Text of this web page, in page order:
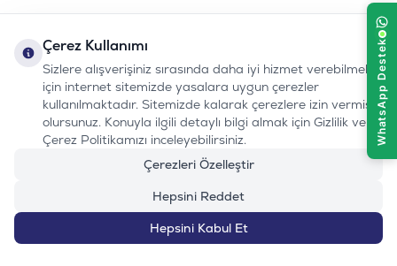
KURUMSAL
bizi takip edin:
Instagram
Youtube
TiktokFacebook
Linkedin
www.evinemama.com
0232 7000 212
%100 MUTLU
MÜŞTERI HATTI
Çerez Kullanımı
Sizlere alışverişiniz sırasında daha iyi hizmet verebilmek
için internet sitemizde yasalara uygun çerezler
kullanılmaktadır. Sitemizde kalarak çerezlere izin vermiş
olursunuz. Konuyla ilgili detaylı bilgi almak için Gizlilik ve
Çerez Politikamızı inceleyebilirsiniz.
Çerezleri Özelleştir
Hepsini Reddet
Hepsini Kabul Et